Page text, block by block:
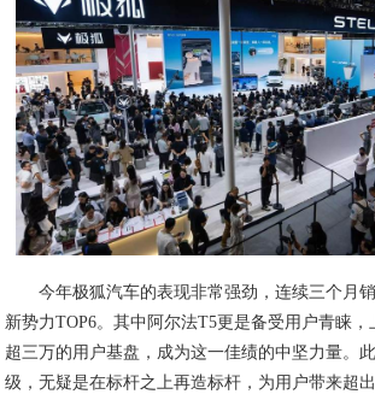
今年极狐汽车的表现非常强劲，连续三个月
新势力TOP6。其中阿尔法T5更是备受用户青睐，
超三万的用户基盘，成为这一佳绩的中坚力量。
级，无疑是在标杆之上再造标杆，为用户带来超